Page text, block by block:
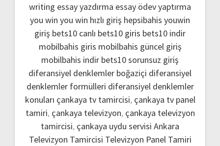
writing essay yazdırma essay ödev yaptırma
you win you win hızlı giriş hepsibahis youwin
giriş bets10 canlı bets10 giris bets10 indir
mobilbahis giris mobilbahis güncel giriş
mobilbahis indir bets10 sorunsuz giriş
diferansiyel denklemler boğaziçi diferansiyel
denklemler formülleri diferansiyel denklemler
konuları çankaya tv tamircisi, çankaya tv panel
tamiri, çankaya televizyon, çankaya televizyon
tamircisi, çankaya uydu servisi Ankara
Televizyon Tamircisi Televizyon Panel Tamiri